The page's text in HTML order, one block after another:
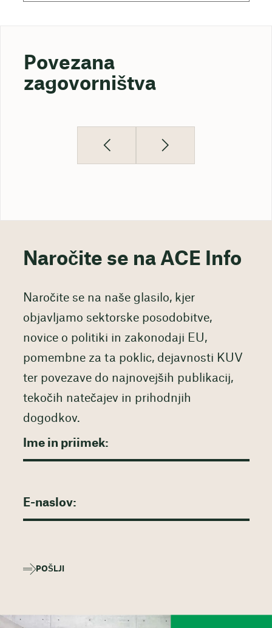
Povezana
zagovorništva
Naročite se na ACE Info
Naročite se na naše glasilo, kjer
objavljamo sektorske posodobitve,
novice o politiki in zakonodaji EU,
pomembne za ta poklic, dejavnosti KUV
ter povezave do najnovejših publikacij,
tekočih natečajev in prihodnjih
dogodkov.
POŠLJI